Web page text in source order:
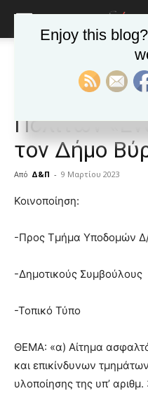
Ανακοινώσεις - Δελτία
Αιτήματα
Πολιτών
τον Δήμο
Από Δ&Π - 9 Μαρτίου 2023
blonde
hot
show.desi
lyons
you
the
meaning
of
Κοινοποίηση:
-Προς Τμήμα Υποδομών
-Δημοτικούς Συμβούλους
-Τοπικό Τύπο
ΘΕΜΑ: «α) Αίτημα
και επικίνδυνων
υλοποίησης της υπ’
Enjoy this